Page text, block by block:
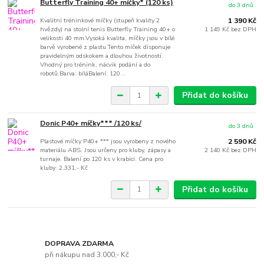
Butterfly Training 40+ míčky* (120 ks)
Kvalitní tréninkové míčky (stupeň kvality 2
hvězdy) na stolní tenis Butterfly Training 40+ o
velikosti 40 mm.Vysoká kvalita, míčky jsou v bílé
barvě vyrobené z plastu.Tento míček disponuje
pravidelným odskokem a dlouhou životností.
Vhodný pro trénink, nácvik podání a do
robotů.Barva: bíláBalení: 120...
1 390 Kč
1 149 Kč bez DPH
do 3 dnů
Přidat do košíku
Donic P40+ míčky*** /120 ks/
Plastové míčky P40+ *** jsou vyrobeny z nového
materiálu ABS. Jsou určeny pro kluby, zápasy a
turnaje. Balení po 120 ks v krabici. Cena pro
kluby: 2.331,- Kč
2 590 Kč
2 140 Kč bez DPH
do 3 dnů
Přidat do košíku
DOPRAVA ZDARMA
při nákupu nad 3.000,- Kč